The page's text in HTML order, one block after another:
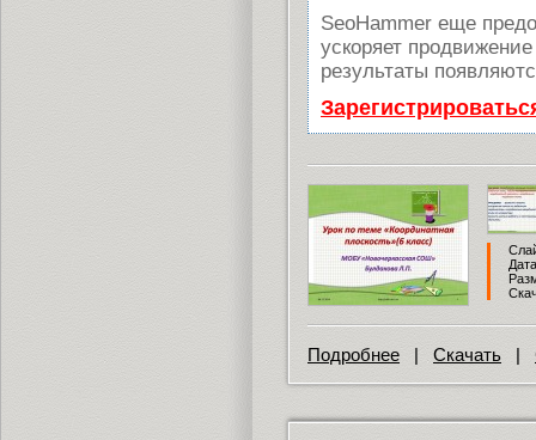
SeoHammer еще
ускоряет
результаты
Подробнее | Скачать |